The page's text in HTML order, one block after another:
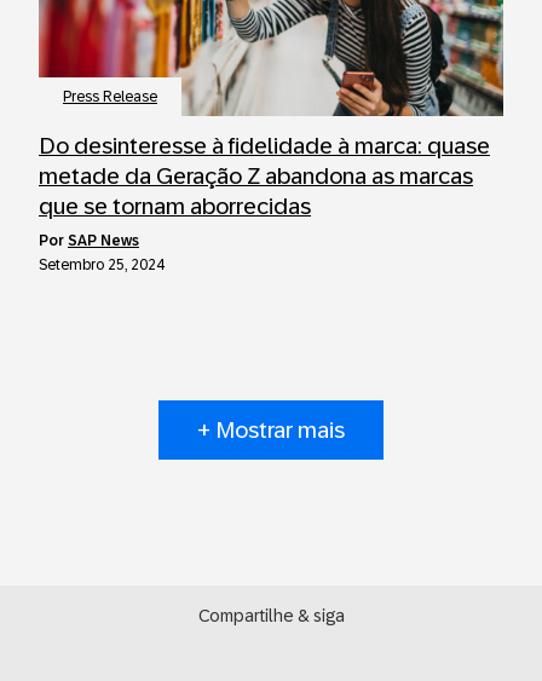
Press Release
Do desinteresse à fidelidade à marca: quase
metade da Geração Z abandona as marcas
que se tornam aborrecidas
por SAP News
Setembro 25, 2024
+ Mostrar mais
Compartilhe & siga